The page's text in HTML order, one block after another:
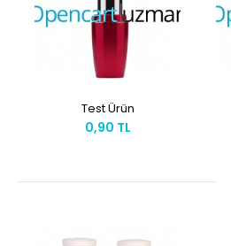
Test Ürün
0,90 TL